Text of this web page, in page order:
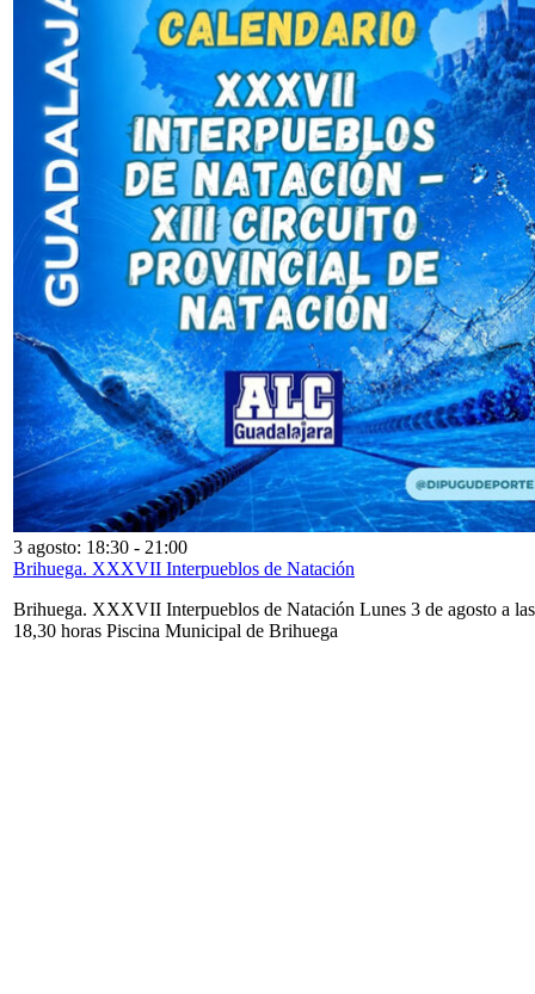
3 agosto: 18:30 - 21:00
Brihuega. XXXVII Interpueblos de Natación
Brihuega. XXXVII Interpueblos de Natación Lunes 3 de agosto a las
18,30 horas Piscina Municipal de Brihuega